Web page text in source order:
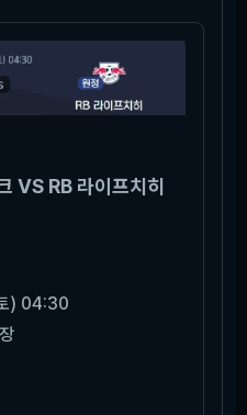
VS RB 라이프치히
) 04:30